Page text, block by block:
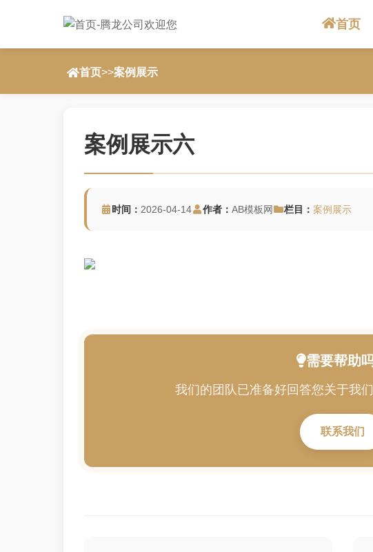
首页
首页>>案例展示
案例展示六
时间： 2026-04-14 作者： AB模板网 栏目： 案例展示
需要帮助
我们的团队已准备好回答您关于我
联系我们